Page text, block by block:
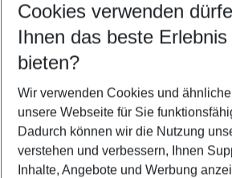
Customize your offer
Find the perfect deal which suits your
Your departure airport
Any airport
Select your date range
08/08/26–06/08/27 5-8 nights
Who will travel
2 adults No children
Cookies verwenden
Ihnen das beste Erlebnis
bieten?
Wir verwenden Cookies und
unsere Webseite für Sie
Dadurch können wir die Nutzung
verstehen und verbessern, Ihnen
Inhalte, Angebote und Werbung